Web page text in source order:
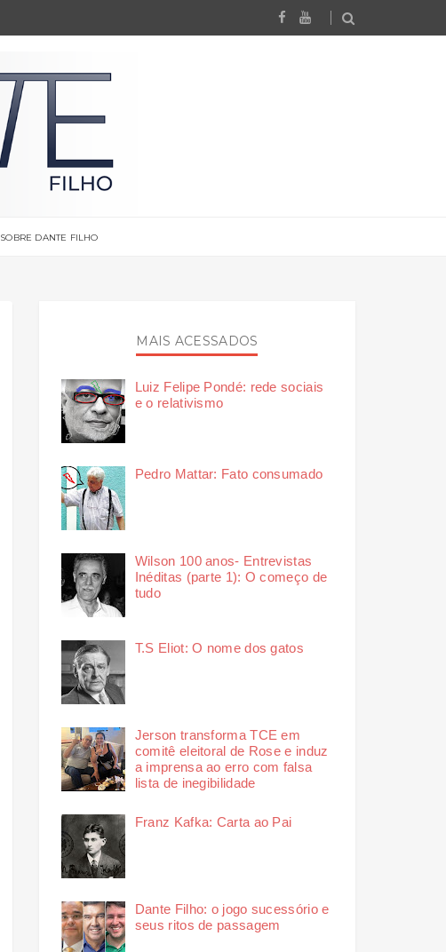
SOBRE DANTE FILHO
MAIS ACESSADOS
Luiz Felipe Pondé: rede sociais
e o relativismo
Pedro Mattar: Fato consumado
Wilson 100 anos- Entrevistas
Inéditas (parte 1): O começo de
tudo
T.S Eliot: O nome dos gatos
Jerson transforma TCE em
comitê eleitoral de Rose e induz
a imprensa ao erro com falsa
lista de inegibilidade
Franz Kafka: Carta ao Pai
Dante Filho: o jogo sucessório e
seus ritos de passagem